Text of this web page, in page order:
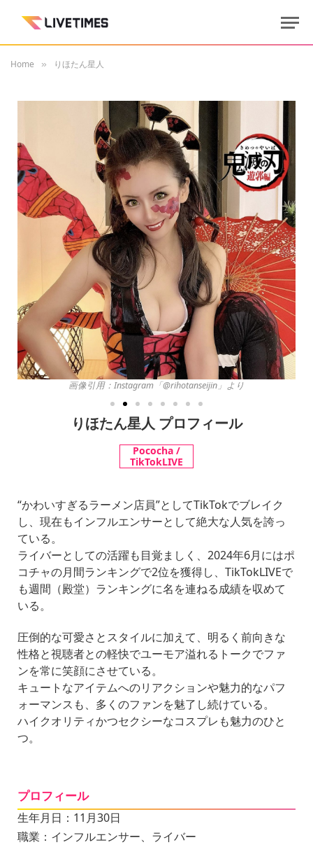
Home » りほたん星人
画像引用：Instagram「@rihotanseijin」より
りほたん星人 プロフィール
Pococha /
TikTokLIVE
“かわいすぎるラーメン店員”としてTikTokでブレイク
し、現在もインフルエンサーとして絶大な人気を誇っ
ている。
ライバーとしての活躍も目覚ましく、2024年6月にはポ
コチャの月間ランキングで2位を獲得し、TikTokLIVEで
も週間（殿堂）ランキングに名を連ねる成績を収めて
いる。
圧倒的な可愛さとスタイルに加えて、明るく前向きな
性格と視聴者との軽快でユーモア溢れるトークでファ
ンを常に笑顔にさせている。
キュートなアイテムへのリアクションや魅力的なパフ
ォーマンスも、多くのファンを魅了し続けている。
ハイクオリティかつセクシーなコスプレも魅力のひと
つ。
プロフィール
生年月日：11月30日
職業：インフルエンサー、ライバー